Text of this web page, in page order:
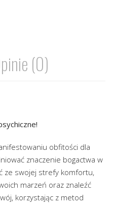
(0)
obfitości dla
znaczenie bogactwa w
ze swojej strefy komfortu,
marzeń oraz znaleźć
korzystając z metod